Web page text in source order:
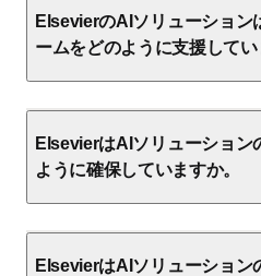
ElsevierのAIソリューション
ームをどのように支援してい
ElsevierはAIソリューション
ように確保していますか。
ElsevierはAIソリューション